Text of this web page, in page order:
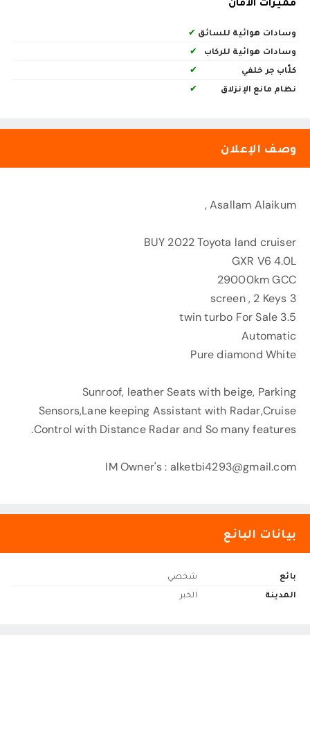
وسادات هوائية للسائق ✔
وسادات هوائية للركاب
✔
كلّاب جر خلفي
✔
نظام مانع الإنزلاق
✔
وصف الإعلان
Asallam Alaikum ,
BUY 2022 Toyota land cruiser
GXR V6 4.0L
29000km GCC
3 screen , 2 Keys
3.5 twin turbo For Sale
Automatic
Pure diamond White
Sunroof, leather Seats with beige, Parking
Sensors,Lane keeping Assistant with Radar,Cruise
Control with Distance Radar and So many features.
IM Owner's : alketbi4293@gmail.com
بيانات البائع
بائع
شخصي
المدينة
الخبر